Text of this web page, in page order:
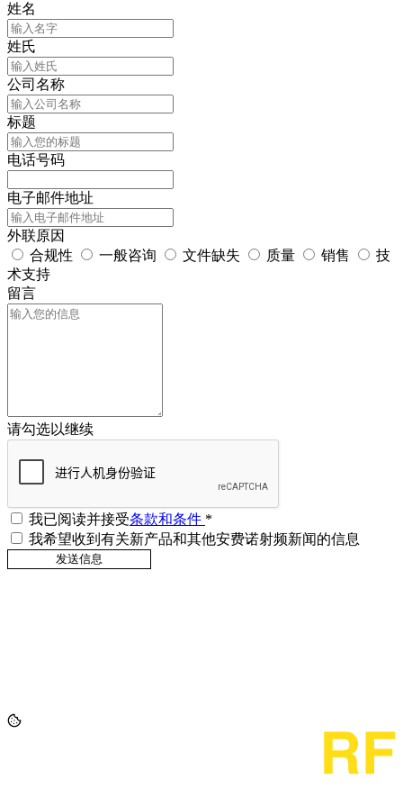
姓名
姓氏
公司名称
标题
电话号码
电子邮件地址
外联原因
合规性
一般咨询 文件缺失 质量 销售
技
术支持
留言
请勾选以继续
我已阅读并接受条款和条件 *
我希望收到有关新产品和其他安费诺射频新闻的信息